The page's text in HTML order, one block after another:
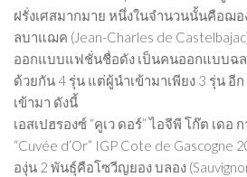
ฝรั่งเศสมากมาย หนึ่งในจำนวนนั้นคือฌอ
ลบาแฌค (Jean-Charles de
ออกแบบแฟชั่นชื่อดัง เป็นคนออกแบบฉล
ด้วยกัน 4 รุ่น แต่ผู้นำเข้ามาเพียง 3 รุ่น อี
เข้ามา ดังนี้
เอสเปฮรองซ์ “คูเว ดอร์” ไอจีพี โก๊ต เดอ
“Cuvée d’Or” IGP Cote de Gascogne
องุ่น 2 พันธุ์คือโซวีญยอง บลอง